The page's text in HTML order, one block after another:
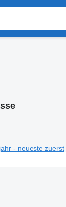
- neueste zuerst